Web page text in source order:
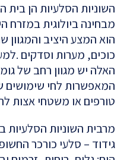
השוניות הסלעיות הן בית
מבחינה ביולוגית במזרח
הוא המצע היציב
כוכים, מערות וסדקים
האלה יש מגוון רחב של
המאפשרות לחי שימושים
טורפים או משטחי אצות
מרבית השוניות הסלעיות
גידוד – סלעי כורכר